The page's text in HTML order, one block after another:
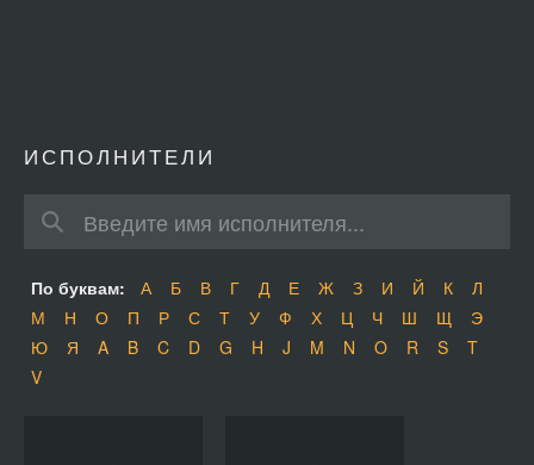
ИСПОЛНИТЕЛИ
По буквам: А Б В Г Д Е Ж З И Й К
Л
М
Н О П Р С Т У Ф Х Ц Ч Ш Щ
Э
Ю
Я A B C D G H J M N O R S
T
V